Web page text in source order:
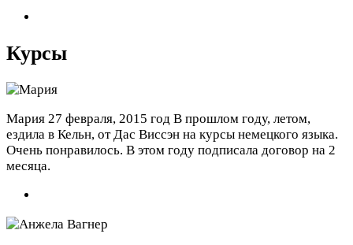
Курсы
Мария 27 февраля, 2015 год В прошлом году, летом,
ездила в Кельн, от Дас Виссэн на курсы немецкого языка.
Очень понравилось. В этом году подписала договор на 2
месяца.